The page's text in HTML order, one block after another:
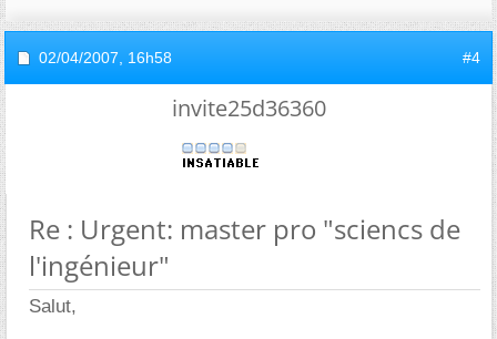
02/04/2007, 16h58 #4
invite25d36360
Re : Urgent: master pro "sciencs de
l'ingénieur"
Salut,